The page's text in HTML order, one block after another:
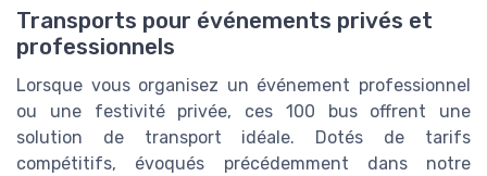
Transports pour événements privés et
professionnels
Lorsque vous organisez un événement professionnel
ou une festivité privée, ces 100 bus offrent une
solution de transport idéale. Dotés de tarifs
compétitifs, évoqués précédemment dans notre